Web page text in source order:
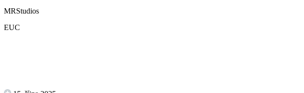
MRStudios
EUC